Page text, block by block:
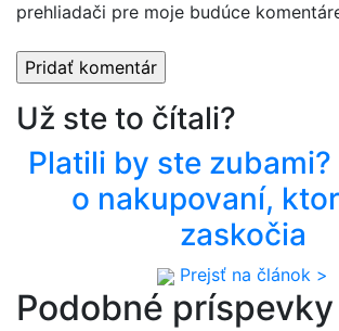
prehliadači pre moje budúce
Už ste to čítali?
Platili by ste
o nakupovaní,
zaskočia
Prejsť na článok >
Podobné príspevky